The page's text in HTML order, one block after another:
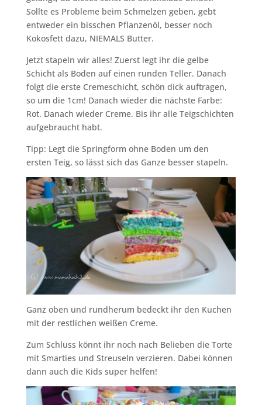
Sollte es Probleme beim Schmelzen geben, gebt
entweder ein bisschen Pflanzenöl, besser noch
Kokosfett dazu, NIEMALS Butter.
Jetzt stapeln wir alles! Zuerst legt ihr die gelbe
Schicht als Boden auf einen runden Teller. Danach
folgt die erste Cremeschicht, schön dick auftragen,
so um die 1cm! Danach wieder die nächste Farbe:
Rot. Danach wieder Creme. Bis ihr alle Teigschichten
aufgebraucht habt.
Tipp: Legt die Springform ohne Boden um den
ersten Teig, so lässt sich das Ganze besser stapeln.
Ganz oben und rundherum bedeckt ihr den Kuchen
mit der restlichen weißen Creme.
Zum Schluss könnt ihr noch nach Belieben die Torte
mit Smarties und Streuseln verzieren. Dabei können
dann auch die Kids super helfen!